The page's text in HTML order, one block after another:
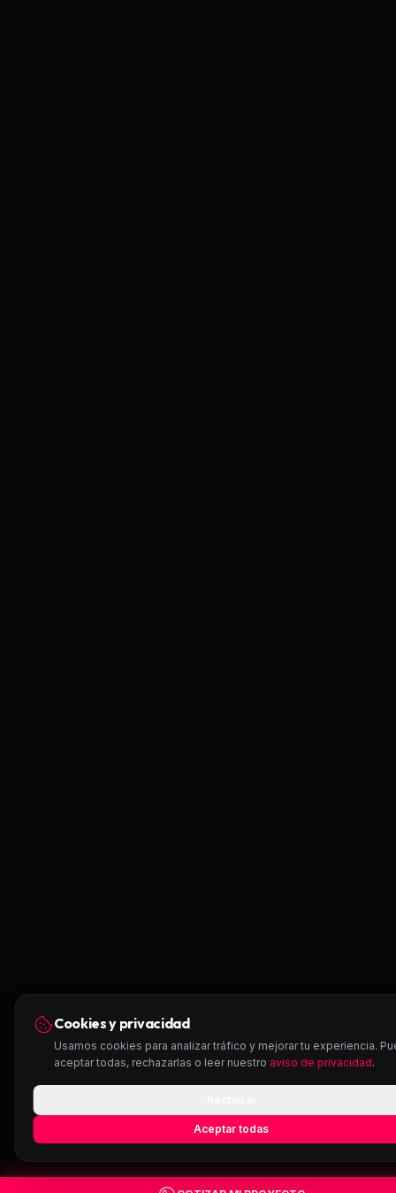
Cookies y privacidad
Usamos cookies para analizar tráfico y mejorar tu experiencia.
aceptar todas, rechazarlas o leer nuestro aviso de privacidad.
Aceptar todas